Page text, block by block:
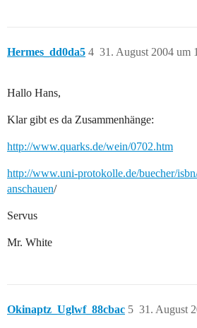
Hermes_dd0da5 31. August 2004 um
4
Hallo Hans,
Klar gibt es da Zusammenhänge:
http://www.quarks.de/wein/0702.htm
http://www.uni-protokolle.de/buecher/
anschauen/
Servus
Mr. White
Okinaptz_Uglwf_88cbac 31. August
5